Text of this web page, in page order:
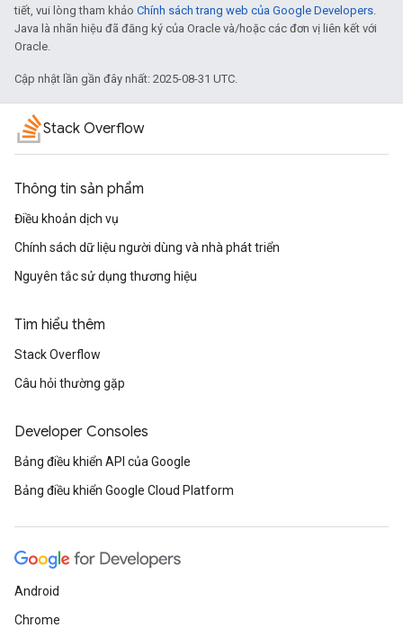
tiết, vui lòng tham khảo Chính sách trang web của Google Developers.
Java là nhãn hiệu đã đăng ký của Oracle và/hoặc các đơn vị liên kết với
Oracle.
Cập nhật lần gần đây nhất: 2025-08-31 UTC.
Stack Overflow
Thông tin sản phẩm
Điều khoản dịch vụ
Chính sách dữ liệu người dùng và nhà phát triển
Nguyên tắc sử dụng thương hiệu
Tìm hiểu thêm
Stack Overflow
Câu hỏi thường gặp
Developer Consoles
Bảng điều khiển API của Google
Bảng điều khiển Google Cloud Platform
Android
Chrome